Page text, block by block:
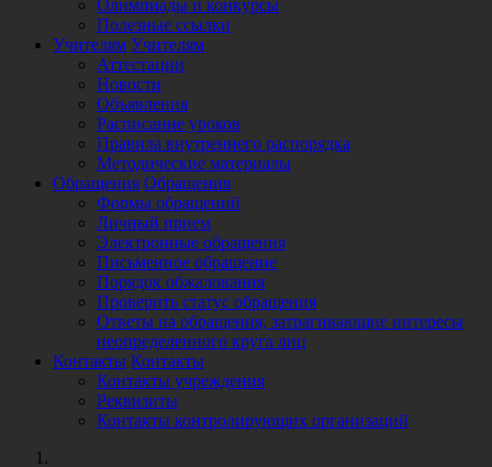
Олимпиады и конкурсы
Полезные ссылки
Учителям Учителям
Аттестации
Новости
Объявления
Расписание уроков
Правила внутреннего распорядка
Методические материалы
Обращения Обращения
Формы обращений
Личный прием
Электронные обращения
Письменное обращение
Порядок обжалования
Проверить статус обращения
Ответы на обращения, затрагивающие интересы
неопределенного круга лиц
Контакты Контакты
Контакты учреждения
Реквизиты
Контакты контролирующих организаций